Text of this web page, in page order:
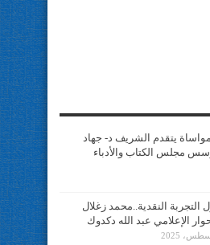
يتقدم الشريف د- جهاد
مجلس الكتاب والأدباء
التجربة النقدية..محمد زغلال
الإعلامي عبد الله دكدوك